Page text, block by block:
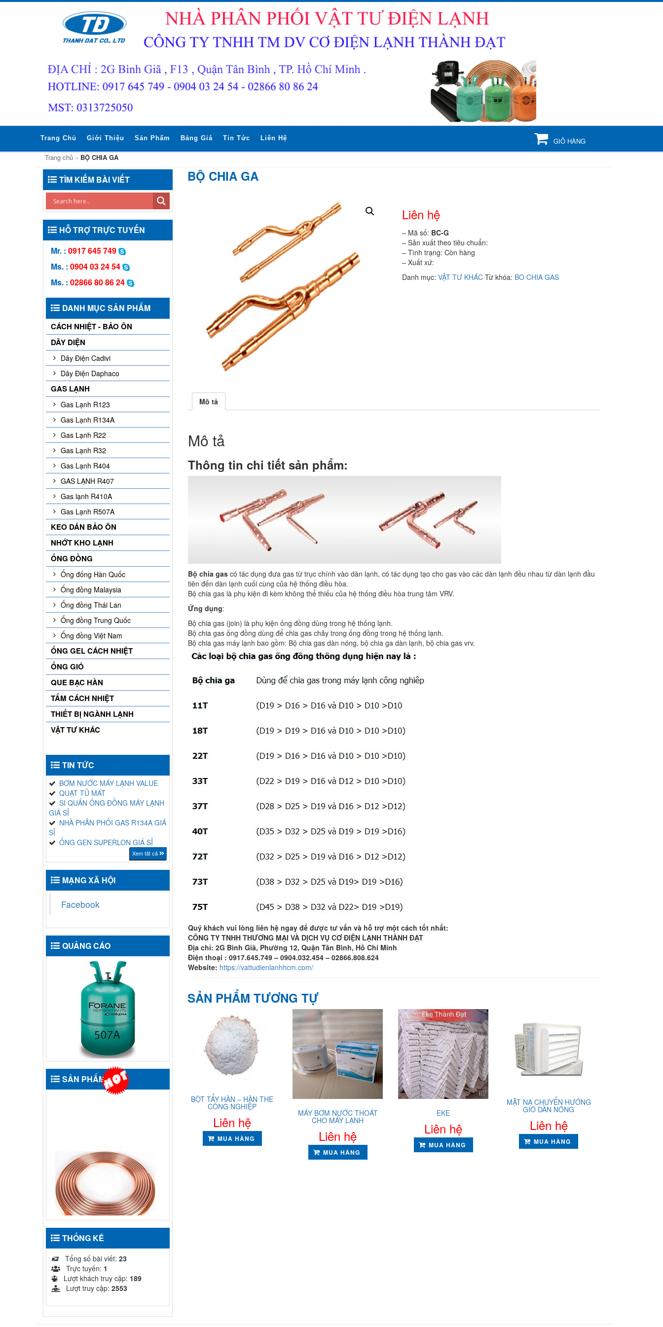
Trang Chủ Giới Thiệu Sản Phẩm Bảng Giá Tin Tức Liên Hệ
GIỎ HÀNG
Trang chủ » BỘ CHIA GA
BỘ CHIA GA
Liên hệ
– Mã số: BC-G
– Sản xuất theo tiêu chuẩn:
– Tình trạng: Còn hàng
– Xuất xứ:
Danh mục: VẬT TƯ KHÁC Từ khóa: BO CHIA GAS
Mô tả
Mô tả
Thông tin chi tiết sản phẩm:
Bộ chia gascó tác dụng đưa gas từ trục chính vào dàn lạnh, có tác dụng tạo cho gas vào các dàn lạnh đều nhau từ dàn lạnh đầu
tiên đến dàn lạnh cuối cùng của hệ thống điều hòa.
Bộ chia gas là phụ kiện đi kèm không thể thiếu của hệ thống điều hòa trung tâm VRV.
Ứng dụng:
Bộ chia gas (join) là phụ kiện ống đồng dùng trong hệ thống lạnh.
Bộ chia gas ống đồng dùng để chia gas chảy trong ống đồng trong hệ thống lạnh.
Bộ chia gas máy lạnh bao gồm: Bộ chia gas dàn nóng, bộ chia ga dàn lạnh, bộ chia gas vrv.
Quý khách vui lòng liên hệ ngay để được tư vấn và hỗ trợ một cách tốt nhất:
CÔNG TY TNHH THƯƠNG MẠI VÀ DỊCH VỤ CƠ ĐIỆN LẠNH THÀNH ĐẠT
Địa chỉ: 2G Bình Giã, Phường 12, Quận Tân Bình, Hồ Chí Minh
Điện thoại : 0917.645.749 – 0904.032.454 – 02866.808.624
Website: https://vattudienlanhhcm.com/
SẢN PHẨM TƯƠNG TỰ
BỘT TẨY HÀN – HÀN THE
CÔNG NGHIỆP
Liên hệ
MUA HÀNG
MÁY BƠM NƯỚC THOÁT
CHO MÁY LẠNH
Liên hệ
MUA HÀNG
EKE
Liên hệ
MUA HÀNG
MẶT NẠ CHUYỂN HƯỚNG
GIÓ DÀN NÓNG
Liên hệ
MUA HÀNG
TÌM KIẾM BÀI VIẾT
HỖ TRỢ TRỰC TUYẾN
Mr. : 0917 645 749
Ms. : 0904 03 24 54
Ms. : 02866 80 86 24
DANH MỤC SẢN PHẨM
CÁCH NHIỆT - BẢO ÔN
DÂY DIỆN
Dây Điện Cadivi
Dây Điện Daphaco
GAS LẠNH
Gas Lạnh R123
Gas Lạnh R134A
Gas Lạnh R22
Gas Lạnh R32
Gas Lạnh R404
GAS LẠNH R407
Gas lạnh R410A
Gas Lạnh R507A
KEO DÁN BẢO ÔN
NHỚT KHO LẠNH
ỐNG ĐỒNG
Ống đống Hàn Quốc
Ống đồng Malaysia
Ống đồng Thái Lan
Ống đồng Trung Quốc
Ống đồng Việt Nam
ỐNG GEL CÁCH NHIỆT
ỐNG GIÓ
QUE BẠC HÀN
TẤM CÁCH NHIỆT
THIẾT BỊ NGÀNH LẠNH
VẬT TƯ KHÁC
TIN TỨC
BƠM NƯỚC MÁY LẠNH VALUE
QUẠT TỦ MÁT
SI QUẤN ỐNG ĐỒNG MÁY LẠNH
GIÁ SỈ
NHÀ PHÂN PHỐI GAS R134A GIÁ
SỈ
ỐNG GEN SUPERLON GIÁ SỈ
Xem tất cả
MẠNG XÃ HỘI
Facebook
QUẢNG CÁO
SẢN PHẨM
ỐNG ĐỒNG TRUNG QUỐC
10,000 ₫
MUA HÀNG
THỐNG KÊ
Tổng số bài viết: 23
Trực tuyến: 1
Lượt khách truy cập: 189
Lượt truy cập: 2553